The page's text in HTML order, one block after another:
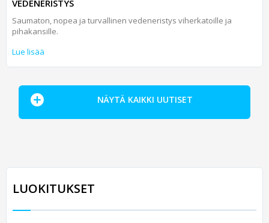
VEDENERISTYS
Saumaton, nopea ja turvallinen vedeneristys viherkatoille ja
pihakansille.
Lue lisää
NÄYTÄ KAIKKI UUTISET
LUOKITUKSET